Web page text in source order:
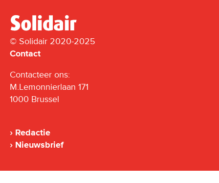
© Solidair 2020-2025
Contact
Contacteer ons:
M.Lemonnierlaan 171
1000 Brussel
Redactie
Nieuwsbrief